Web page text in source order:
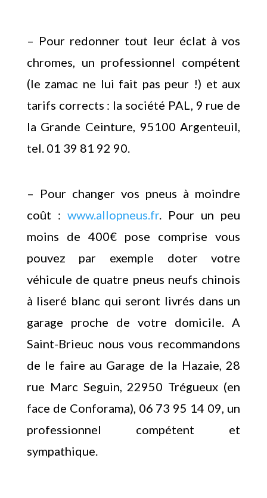
– Pour redonner tout leur éclat à vos
chromes, un professionnel compétent
(le zamac ne lui fait pas peur !) et aux
tarifs corrects : la société PAL, 9 rue de
la Grande Ceinture, 95100 Argenteuil,
tel. 01 39 81 92 90.
– Pour changer vos pneus à moindre
coût : www.allopneus.fr. Pour un peu
moins de 400€ pose comprise vous
pouvez par exemple doter votre
véhicule de quatre pneus neufs chinois
à liseré blanc qui seront livrés dans un
garage proche de votre domicile. A
Saint-Brieuc nous vous recommandons
de le faire au Garage de la Hazaie, 28
rue Marc Seguin, 22950 Trégueux (en
face de Conforama), 06 73 95 14 09, un
professionnel compétent et
sympathique.